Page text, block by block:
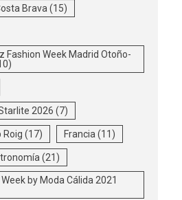
Brava (15)
Fashion Week Madrid Otoño-
2026 (7)
Roig (17) Francia (11)
(21)
by Moda Cálida 2021